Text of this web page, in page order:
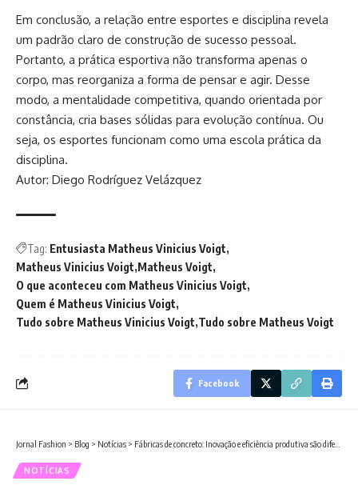
Em conclusão, a relação entre esportes e disciplina revela
um padrão claro de construção de sucesso pessoal.
Portanto, a prática esportiva não transforma apenas o
corpo, mas reorganiza a forma de pensar e agir. Desse
modo, a mentalidade competitiva, quando orientada por
constância, cria bases sólidas para evolução contínua. Ou
seja, os esportes funcionam como uma escola prática da
disciplina.
Autor: Diego Rodríguez Velázquez
Tag: Entusiasta Matheus Vinicius Voigt
Matheus Vinicius Voigt Matheus Voigt
O que aconteceu com Matheus Vinicius Voigt
Quem é Matheus Vinicius Voigt
Tudo sobre Matheus Vinicius Voigt Tudo sobre Matheus Voigt
Facebook
Jornal Fashion > Blog > Notícias > Fábricas de concreto: Inovação e eficiência produtiva são diferenciais competitivos? Saiba neste artigo
NOTÍCIAS